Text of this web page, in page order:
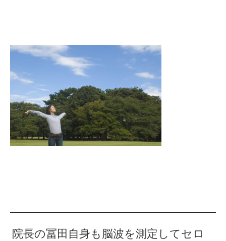
院長の冨田自身も脳波を測定してセロ